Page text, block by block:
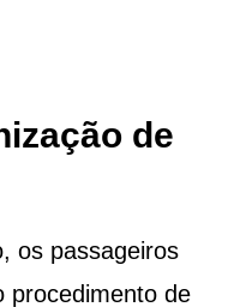
de
os passageiros
procedimento de